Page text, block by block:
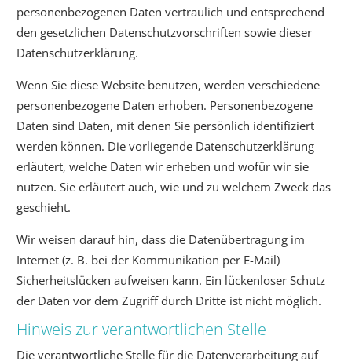
personenbezogenen Daten vertraulich und entsprechend
den gesetzlichen Datenschutzvorschriften sowie dieser
Datenschutzerklärung.
Wenn Sie diese Website benutzen, werden verschiedene
personenbezogene Daten erhoben. Personenbezogene
Daten sind Daten, mit denen Sie persönlich identifiziert
werden können. Die vorliegende Datenschutzerklärung
erläutert, welche Daten wir erheben und wofür wir sie
nutzen. Sie erläutert auch, wie und zu welchem Zweck das
geschieht.
Wir weisen darauf hin, dass die Datenübertragung im
Internet (z. B. bei der Kommunikation per E-Mail)
Sicherheitslücken aufweisen kann. Ein lückenloser Schutz
der Daten vor dem Zugriff durch Dritte ist nicht möglich.
Hinweis zur verantwortlichen Stelle
Die verantwortliche Stelle für die Datenverarbeitung auf